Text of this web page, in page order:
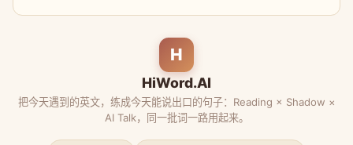
H
HiWord.AI
把今天遇到的英文，练成今天能说出口的句子：Reading × Shadow ×
AI Talk，同一批词一路用起来。